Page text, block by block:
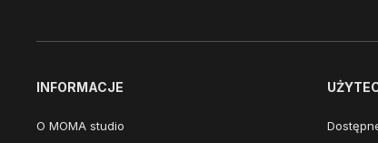
INFORMACJE
O MOMA studio